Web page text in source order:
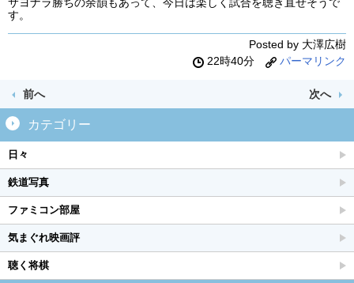
サヨナラ勝ちの余韻もあって、今日は楽しく試合を聴き直せそうで
す。
Posted by 大澤広樹
22時40分
パーマリンク
前へ 次へ
カテゴリー
日々
鉄道写真
ファミコン部屋
気まぐれ映画評
聴く将棋